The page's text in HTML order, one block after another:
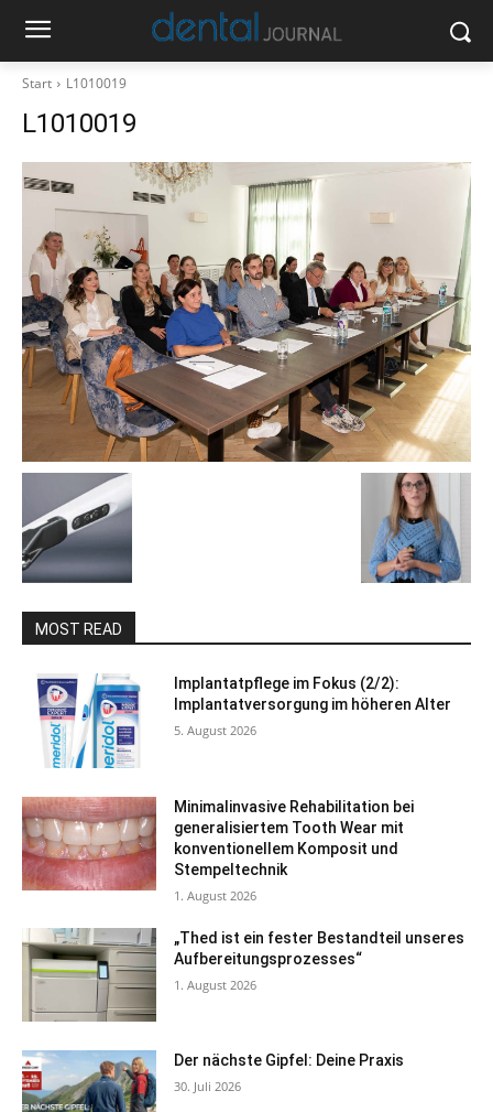
Start L1010019
L1010019
MOST READ
Implantatpflege im Fokus (2/2):
Implantatversorgung im höheren Alter
5. August 2026
Minimalinvasive Rehabilitation bei
generalisiertem Tooth Wear mit
konventionellem Komposit und
Stempeltechnik
1. August 2026
„Thed ist ein fester Bestandteil unseres
Aufbereitungsprozesses“
1. August 2026
Der nächste Gipfel: Deine Praxis
30. Juli 2026